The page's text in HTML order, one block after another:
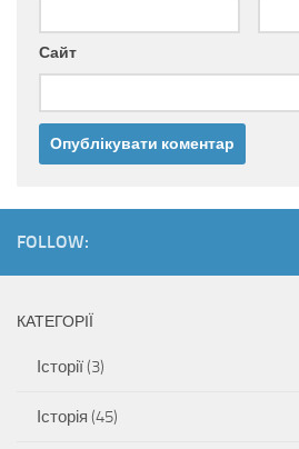
Сайт
FOLLOW:
КАТЕГОРІЇ
Історії(3)
Історія (45)